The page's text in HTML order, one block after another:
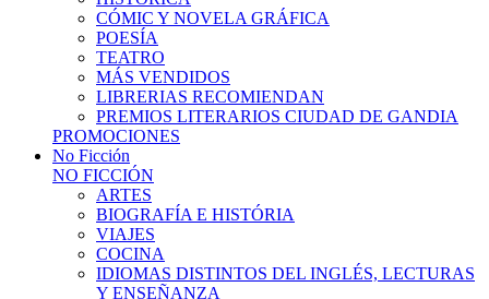
CÓMIC Y NOVELA GRÁFICA
POESÍA
TEATRO
MÁS VENDIDOS
LIBRERIAS RECOMIENDAN
PREMIOS LITERARIOS CIUDAD DE GANDIA
PROMOCIONES
No Ficción
NO FICCIÓN
ARTES
BIOGRAFÍA E HISTÓRIA
VIAJES
COCINA
IDIOMAS DISTINTOS DEL INGLÉS, LECTURAS
Y ENSEÑANZA